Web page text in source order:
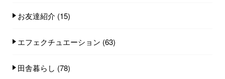
お友達紹介 (15)
エフェクチュエーション (63)
田舎暮らし (78)